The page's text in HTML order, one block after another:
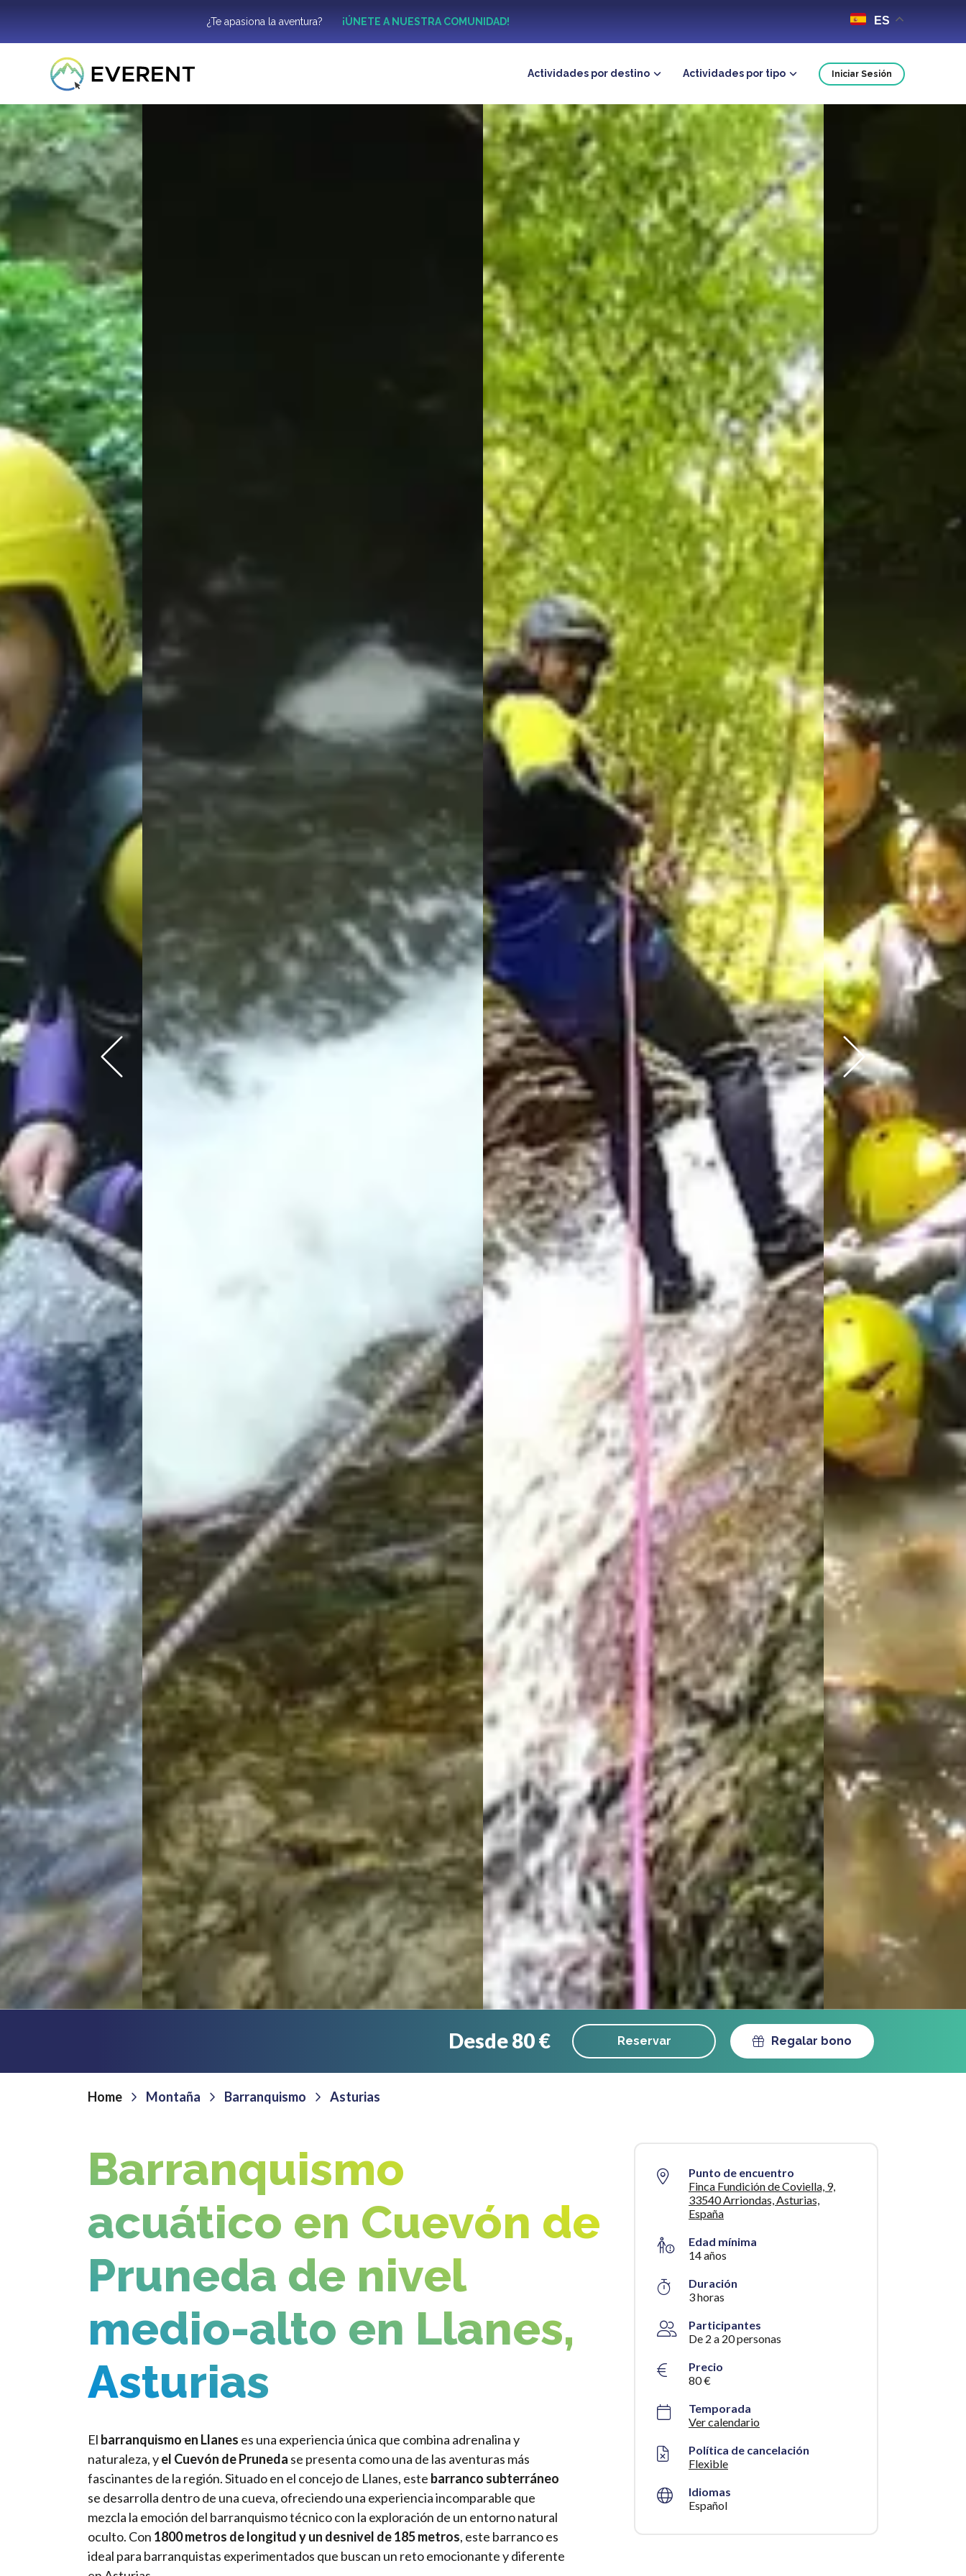
¿Te apasiona la aventura? ¡ÚNETE A NUESTRA COMUNIDAD! ES
Actividades por destino Actividades por tipo Iniciar Sesión
Desde 80 € Reservar Regalar bono
Home Montaña Barranquismo Asturias
Barranquismo
acuático en Cuevón de
Pruneda de nivel
medio-alto en Llanes,
Asturias
El barranquismo en Llanes es una experiencia única que combina adrenalina y
naturaleza, yel Cuevón de Pruneda se presenta como una de las aventuras más
fascinantes de la región. Situado en el concejo de Llanes, este barranco subterráneo
se desarrolla dentro de una cueva, ofreciendo una experiencia incomparable que
mezcla la emoción del barranquismo técnico con la exploración de un entorno natural
oculto. Con 1800 metros de longitud y un desnivel de 185 metros, este barranco es
ideal para barranquistas experimentados que buscan un reto emocionante y diferente
Punto de encuentro
Finca Fundición de Coviella, 9,
33540 Arriondas, Asturias,
España
Edad mínima
14 años
Duración
3 horas
Participantes
De 2 a 20 personas
Precio
80 €
Temporada
Ver calendario
Política de cancelación
Flexible
Idiomas
Español